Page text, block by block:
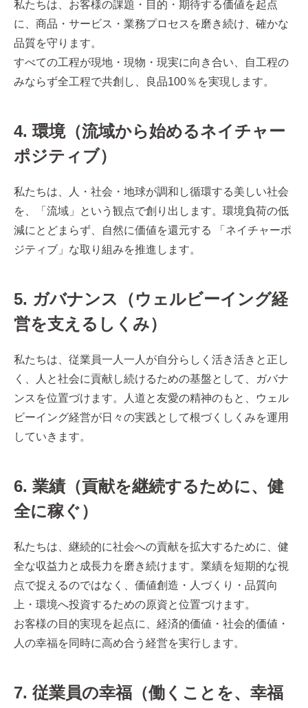
私たちは、お客様の課題・目的・期待する価値を起点
に、商品・サービス・業務プロセスを磨き続け、確かな
品質を守ります。
すべての工程が現地・現物・現実に向き合い、自工程の
みならず全工程で共創し、良品100％を実現します。
4. 環境（流域から始めるネイチャー
ポジティブ）
私たちは、人・社会・地球が調和し循環する美しい社会
を、「流域」という観点で創り出します。環境負荷の低
減にとどまらず、自然に価値を還元する 「ネイチャーポ
ジティブ」な取り組みを推進します。
5. ガバナンス（ウェルビーイング経
営を支えるしくみ）
私たちは、従業員一人一人が自分らしく活き活きと正し
く、人と社会に貢献し続けるための基盤として、ガバナ
ンスを位置づけます。人道と友愛の精神のもと、ウェル
ビーイング経営が日々の実践として根づくしくみを運用
していきます。
6. 業績（貢献を継続するために、健
全に稼ぐ）
私たちは、継続的に社会への貢献を拡大するために、健
全な収益力と成長力を磨き続けます。業績を短期的な視
点で捉えるのではなく、価値創造・人づくり・品質向
上・環境へ投資するための原資と位置づけます。
お客様の目的実現を起点に、経済的価値・社会的価値・
人の幸福を同時に高め合う経営を実行します。
7. 従業員の幸福（働くことを、幸福